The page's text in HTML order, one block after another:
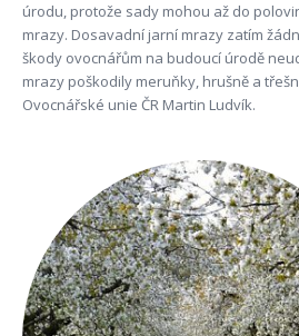
úrodu, protože sady mohou až do
mrazy. Dosavadní jarní mrazy zatím
škody ovocnářům na budoucí úrodě
mrazy poškodily meruňky, hrušně a
Ovocnářské unie ČR Martin Ludvík.